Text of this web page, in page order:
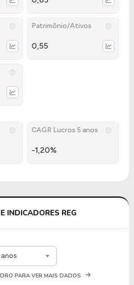
Patrimônio/Ativos
0,55
CAGR Lucros 5 anos
-1,20%
INDICADORES REG
PARA VER MAIS DADOS